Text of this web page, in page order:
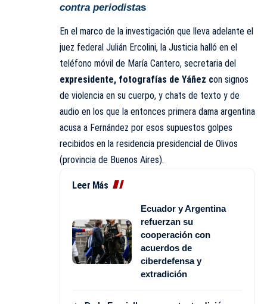
contra periodistas
En el marco de la investigación que lleva adelante el
juez federal Julián Ercolini, la Justicia halló en el
teléfono móvil de María Cantero, secretaria del
expresidente, fotografías de Yáñez con signos
de violencia en su cuerpo, y chats de texto y de
audio en los que la entonces primera dama argentina
acusa a Fernández por esos supuestos golpes
recibidos en la residencia presidencial de Olivos
(provincia de Buenos Aires).
Leer Más
Ecuador y Argentina
refuerzan su
cooperación con
acuerdos de
ciberdefensa y
extradición